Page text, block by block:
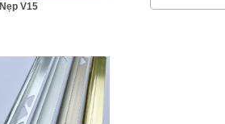
Nẹp V15